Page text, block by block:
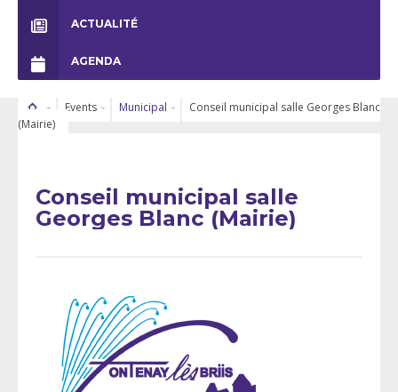
ACTUALITÉ
AGENDA
Events Municipal
Conseil municipal salle Georges Blanc
(Mairie)
Conseil municipal salle
Georges Blanc (Mairie)